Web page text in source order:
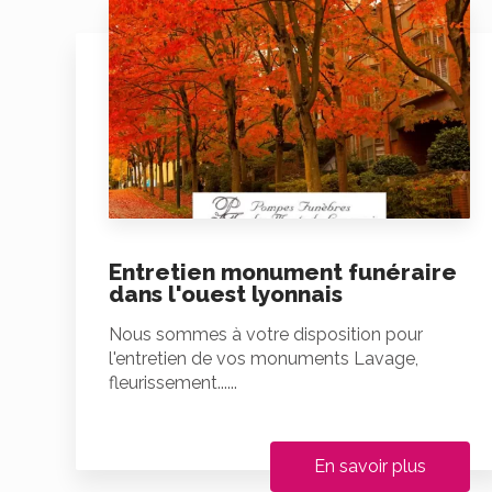
Entretien monument funéraire
dans l'ouest lyonnais
Nous sommes à votre disposition pour
l'entretien de vos monuments Lavage,
fleurissement......
En savoir plus